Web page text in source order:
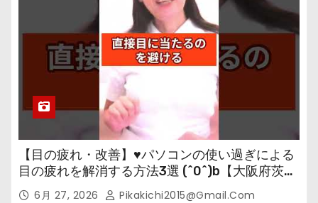
【目の疲れ・改善】♥パソコンの使い過ぎによる
目の疲れを解消する方法3選 (^0^)b【大阪府茨木
市の女性・美容鍼灸・整体師が教えます。】
6月 27, 2026 Pikakichi2015@gmail.com